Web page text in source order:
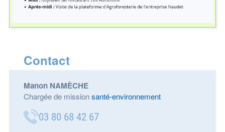
Contact
Manon NAMÈCHE
Chargée de missionsanté-environnement
03 80 68 42 67